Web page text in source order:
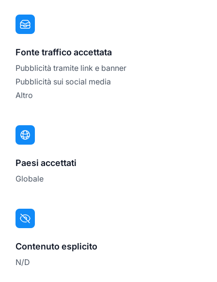
Fonte traffico accettata
Pubblicità tramite link e banner
Pubblicità sui social media
Altro
Paesi accettati
Globale
Contenuto esplicito
N/D